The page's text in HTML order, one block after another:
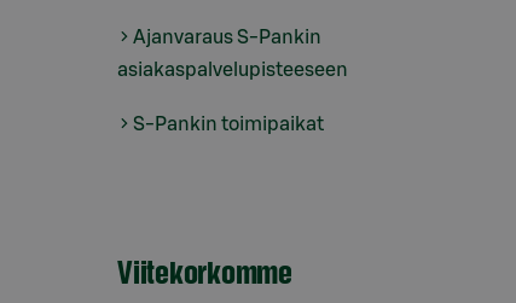
Ajanvaraus S-Pankin
asiakaspalvelupisteeseen
S-Pankin toimipaikat
Viitekorkomme